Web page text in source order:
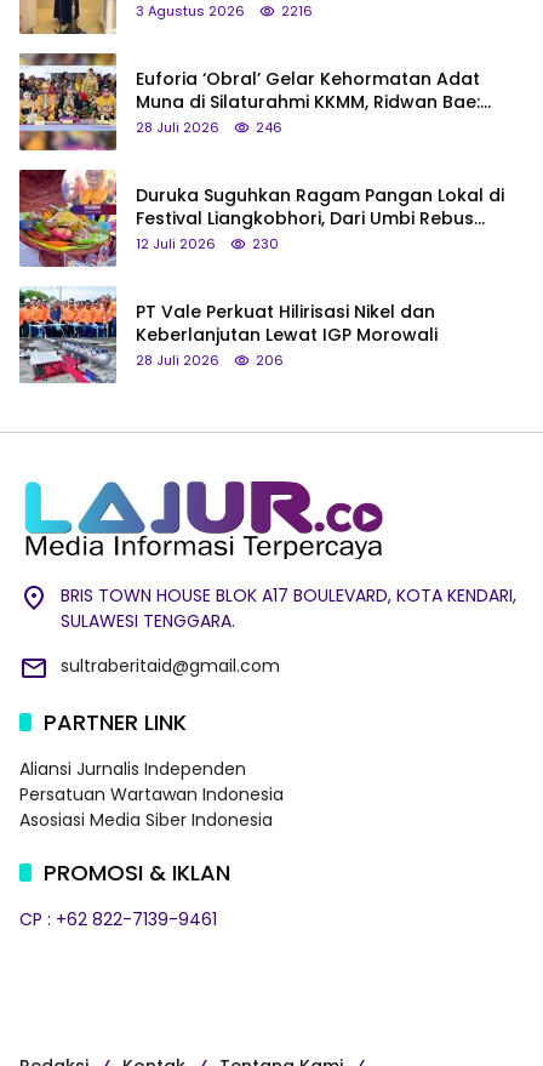
3 Agustus 2026 2216
Euforia ‘Obral’ Gelar Kehormatan Adat
Muna di Silaturahmi KKMM, Ridwan Bae:
Saya Bukan Tipe Begitu, Belum Pantas!
28 Juli 2026 246
Duruka Suguhkan Ragam Pangan Lokal di
Festival Liangkobhori, Dari Umbi Rebus
hingga Tumpeng Beras Muna
12 Juli 2026 230
PT Vale Perkuat Hilirisasi Nikel dan
Keberlanjutan Lewat IGP Morowali
28 Juli 2026 206
BRIS TOWN HOUSE BLOK A17 BOULEVARD, KOTA KENDARI,
SULAWESI TENGGARA.
sultraberitaid@gmail.com
PARTNER LINK
Aliansi Jurnalis Independen
Persatuan Wartawan Indonesia
Asosiasi Media Siber Indonesia
PROMOSI & IKLAN
CP : +62 822-7139-9461